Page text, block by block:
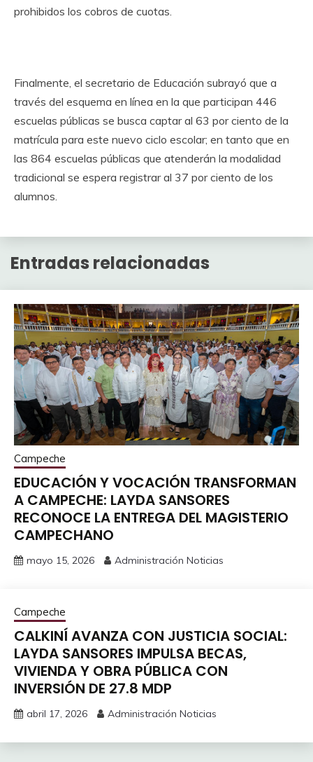
prohibidos los cobros de cuotas.
Finalmente, el secretario de Educación subrayó que a
través del esquema en línea en la que participan 446
escuelas públicas se busca captar al 63 por ciento de la
matrícula para este nuevo ciclo escolar; en tanto que en
las 864 escuelas públicas que atenderán la modalidad
tradicional se espera registrar al 37 por ciento de los
alumnos.
Entradas relacionadas
Campeche
EDUCACIÓN Y VOCACIÓN TRANSFORMAN
A CAMPECHE: LAYDA SANSORES
RECONOCE LA ENTREGA DEL MAGISTERIO
CAMPECHANO
mayo 15, 2026 Administración Noticias
Campeche
CALKINÍ AVANZA CON JUSTICIA SOCIAL:
LAYDA SANSORES IMPULSA BECAS,
VIVIENDA Y OBRA PÚBLICA CON
INVERSIÓN DE 27.8 MDP
abril 17, 2026 Administración Noticias